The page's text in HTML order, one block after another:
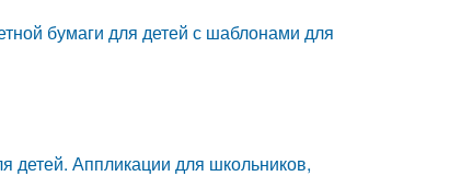
бумаги для детей с шаблонами для
детей. Аппликации для школьников,